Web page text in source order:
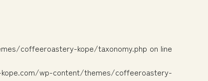
coffeeroastery-kope/taxonomy.php on line
wp-content/themes/coffeeroastery-